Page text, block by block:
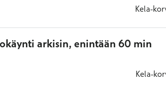
Kela-
arkisin, enintään 60 min
Kela-